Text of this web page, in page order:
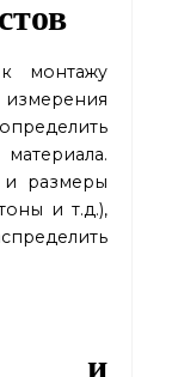
монтажу
измерения
размеры
и т.д.),
и